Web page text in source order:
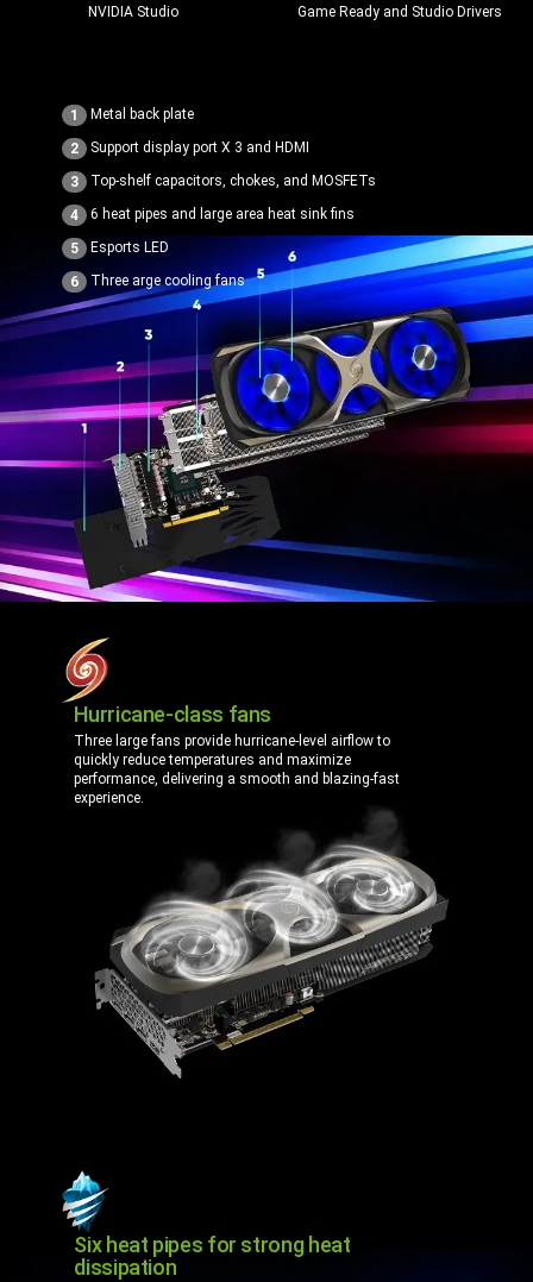
NVIDIA Studio Game Ready and Studio Drivers
1 Metal back plate
2 Support display port X 3 and HDMI
3 Top-shelf capacitors, chokes, and MOSFETs
4 6 heat pipes and large area heat sink fins
5 Esports LED
6 Three arge cooling fans
Hurricane-class fans
Three large fans provide hurricane-level airflow to
quickly reduce temperatures and maximize
performance, delivering a smooth and blazing-fast
experience.
Six heat pipes for strong heat
dissipation